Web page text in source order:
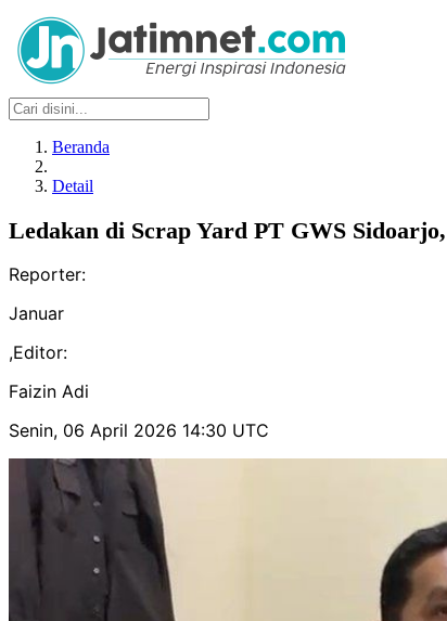
Beranda
Detail
Ledakan di Scrap Yard PT GWS
Reporter:
Januar
,Editor:
Faizin Adi
Senin, 06 April 2026 14:30 UTC